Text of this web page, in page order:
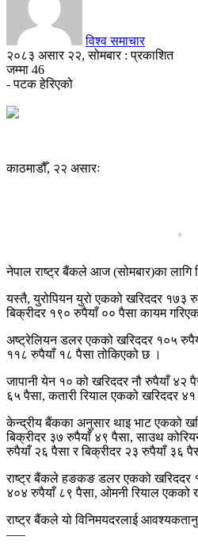
विश्व समाचार
२०८३ असार २२, सोमबार : प्रकाशित
जम्मा 46
- पटक हेरिएको
काठमाडौँ, २२ असारः
नेपाल राष्ट्र बैंकले आज (सोमबार)का लागि
यस्तै, युरोपियन युरो एकको खरिददर १७३
बिक्रीदर १९० रुपैयाँ ०० पैसा कायम
अष्ट्रेलियन डलर एकको खरिददर १०५
११८ रुपैयाँ १८ पैसा तोकिएको छ ।
जापानी येन १० को खरिददर नौ रुपैयाँ ४२
६५ पैसा, कतारी रियाल एकको खरिददर
केन्द्रीय बैंकका अनुसार थाइ भाट एकको
बिक्रीदर ३७ रुपैयाँ ४९ पैसा, साउथ
रुपैयाँ २६ पैसा र बिक्रीदर २३ रुपैयाँ ३६
राष्ट्र बैंकले हङकङ डलर एकको खरिददर
४०४ रुपैयाँ ८९ पैसा, ओमनी रियाल एकको
राष्ट्र बैंकले यो विनिमयदरलाई
–––